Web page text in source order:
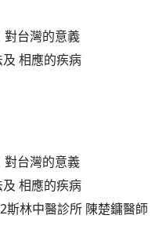
對台灣的意義
相應的疾病
對台灣的意義
相應的疾病
斯林中醫診所 陳楚鏞醫師